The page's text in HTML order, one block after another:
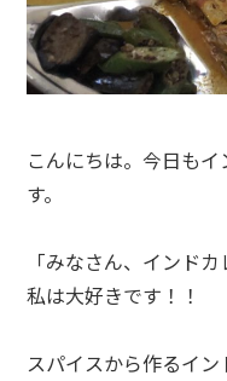
こんにちは。今日も
す。
「みなさん、インド
私は大好きです！！
スパイスから作るイ